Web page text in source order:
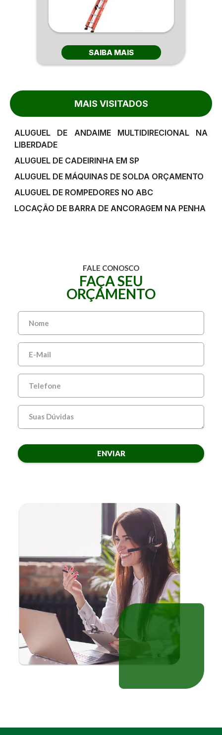
SAIBA MAIS
MAIS VISITADOS
ALUGUEL DE ANDAIME MULTIDIRECIONAL NA
LIBERDADE
ALUGUEL DE CADEIRINHA EM SP
ALUGUEL DE MÁQUINAS DE SOLDA ORÇAMENTO
ALUGUEL DE ROMPEDORES NO ABC
LOCAÇÃO DE BARRA DE ANCORAGEM NA PENHA
FALE CONOSCO
FAÇA SEU
ORÇAMENTO
ENVIAR